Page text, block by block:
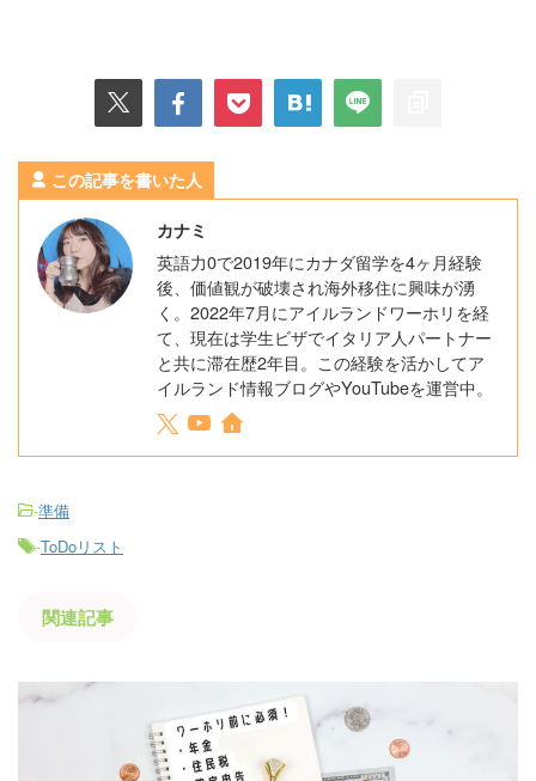
この記事を書いた人
カナミ
英語力0で2019年にカナダ留学を4ヶ月経験
後、価値観が破壊され海外移住に興味が湧
く。2022年7月にアイルランドワーホリを経
て、現在は学生ビザでイタリア人パートナー
と共に滞在歴2年目。この経験を活かしてア
イルランド情報ブログやYouTubeを運営中。
-準備
-ToDoリスト
関連記事